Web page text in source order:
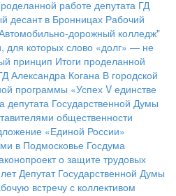
работе депутата ГД
десант в Бронницах Рабочий
дорожный колледж"
для которых слово «долг» — не
принцип Итоги проделанной
Александра Когана В городской
программы «Успех V единстве
депутата Государственной Думы
общественности
«Единой России»
в Подмосковье Госдума
о защите трудовых
Депутат Государственной Думы
встречу с коллективом